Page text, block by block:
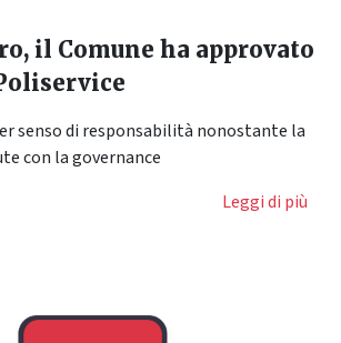
il Comune ha approvato
senso di responsabilità nonostante la
con la governance
Leggi di più